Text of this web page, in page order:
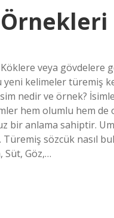
veya gövdelere
kelimeler türemiş
nedir ve örnek?
hem olumlu hem
bir anlama sahiptir.
sözcük nasıl
Süt, Göz,…